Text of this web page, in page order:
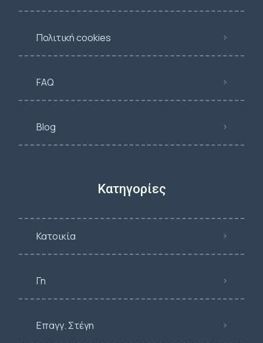
Πολιτική cookies
FAQ
Blog
Κατηγορίες
Κατοικία
Γη
Επαγγ. Στέγη